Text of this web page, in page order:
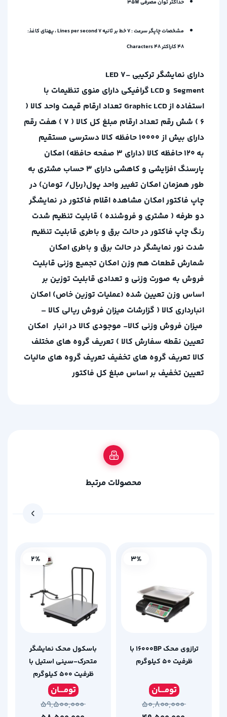
حداکثر توان مصرفی 35W
مشخصات چاپگر سرعت : 7 خط بر ثانیه 7 Lines per second ، پهنای کاغذ:
48 کاراکتر 48 Characters
دارای نمایشگر ترکیبی LED 7-
Segment وLCD گرافیکی دارای منوی تنظیمات با
استفاده ازGraphic LCD تعداد ارقام قیمت واحد کالا (
۶ ) شش رقم
تعداد ارقام مبلغ کل کالا ( ۷ ) هفت رقم
دارای بیش از ۱۰۰۰۰ حافظه کالا
دسترسی مستقیم
به ۱۲۰حافظه کالا (دارای ۳ صفحه حافظه)
امکان
پارسنگ افزایشی و کاهشی
دارای ۳ حساب مشتری به
طور همزمان امکان تغییر واحد پول(ریال/ تومان) در
چاپ فاکتورامکان مشاهده اقلام فاکتور در نمایشگر
دو طرفه ( مشتری و فروشنده ) قابلیت تنظیم شدت
رنگ چاپ فاکتور در حالت برق و باطری قابلیت تنظیم
شدت نور نمایشگر در حالت برق و باطری امکان
شمارش قطعات هم وزن امکان تجمیع وزنی قابلیت
فروش به صورت وزنی و تعدادی قابلیت توزین بر
اساس وزن تعیین شده (عملیات توزین خاص) امکان
انبارداری کالا ( گزارشات میزان فروش ریالی کالا –
میزان فروش وزنی کالا- موجودی کالا در انبار امکان
تعیین نقطه سفارش کالا ) تعریف گروه های مختلف
کالا تعریف گروه های تخفیف تعریف گروه های مالیات
تعیین تخفیف بر اساس مبلغ کل فاکتور
محصولات مرتبط
ترازوی محک 16000BP با
ظرفیت 50 کیلوگرم
تومـــان
۵۰,۸۰۰,۰۰۰
3%
باسکول محک نمایشگر
متحرک-سینی استیل با
ظرفیت 500 کیلوگرم
تومـــان
۵۹,۵۰۰,۰۰۰
2%